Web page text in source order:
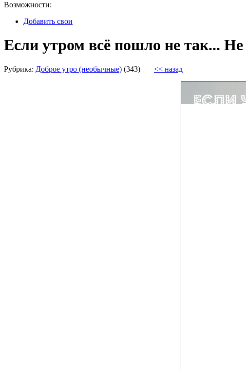
Возможности:
Добавить свои
Если утром всё пошло не так...
Рубрика: Доброе утро (необычные) (343) << назад